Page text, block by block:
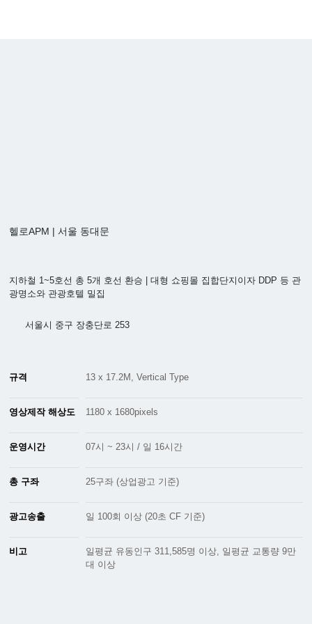
헬로APM | 서울 동대문
지하철 1~5호선 총 5개 호선 환승 | 대형 쇼핑몰 집합단지이자 DDP 등 관
광명소와 관광호텔 밀집
서울시 중구 장충단로 253
규격 13 x 17.2M, Vertical Type
영상제작 해상도 1180 x 1680pixels
운영시간 07시 ~ 23시 / 일 16시간
총 구좌 25구좌 (상업광고 기준)
광고송출 일 100회 이상 (20초 CF 기준)
비고
일평균 유동인구 311,585명 이상, 일평균 교통량 9만
대 이상